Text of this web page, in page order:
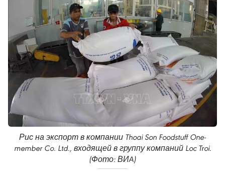
Рис на экспорт в компании Thoai Son Foodstuff One-
member Co. Ltd., входящей в группу компаний Loc Troi.
(Фото: ВИA)